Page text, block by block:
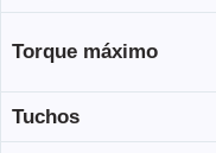
Torque máximo
Tuchos